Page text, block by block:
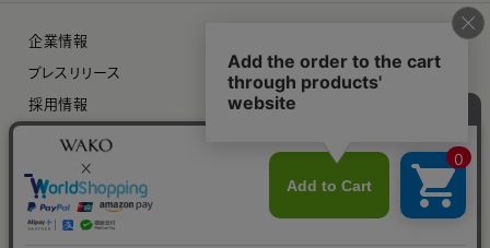
企業情報
プレスリリース
採用情報
特定商取引に関する法律に基づく表示
プライバシーポリシー